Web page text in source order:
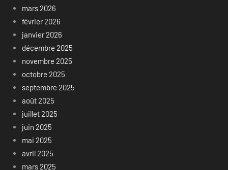
mars 2026
février 2026
janvier 2026
décembre 2025
novembre 2025
octobre 2025
septembre 2025
août 2025
juillet 2025
juin 2025
mai 2025
avril 2025
mars 2025